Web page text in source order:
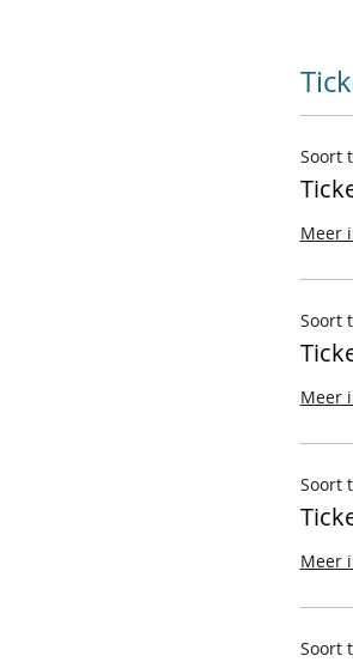
Soort
Meer
Soort
Meer
Soort
Meer
Soort